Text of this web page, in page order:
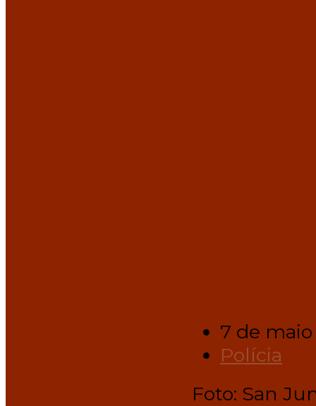
7 de
Polícia
Foto: San